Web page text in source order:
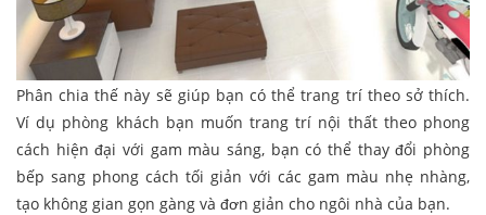
Phân chia thế này sẽ giúp bạn có thể trang trí theo sở thích.
Ví dụ phòng khách bạn muốn trang trí nội thất theo phong
cách hiện đại với gam màu sáng, bạn có thể thay đổi phòng
bếp sang phong cách tối giản với các gam màu nhẹ nhàng,
tạo không gian gọn gàng và đơn giản cho ngôi nhà của bạn.